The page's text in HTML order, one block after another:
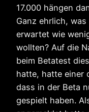
17.000 hängen
Ganz ehrlich,
erwartet wie
wollten? Auf die
beim Betatest
hatte, hatte einer
dass in der Beta
gespielt haben.